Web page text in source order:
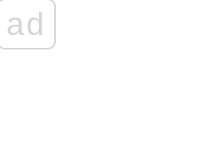
ad